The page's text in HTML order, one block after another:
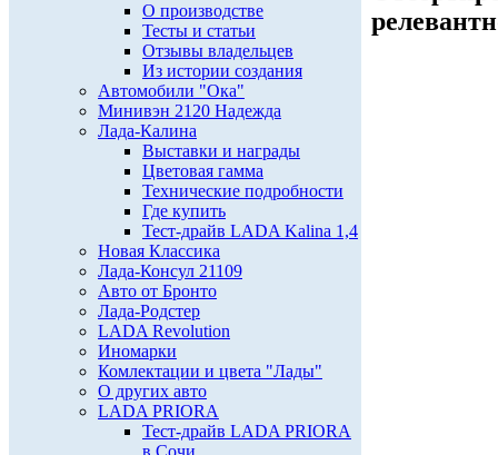
О производстве
Тесты и статьи
Отзывы владельцев
Из истории создания
Автомобили "Ока"
Минивэн 2120 Надежда
Лада-Калина
Выставки и награды
Цветовая гамма
Технические подробности
Где купить
Тест-драйв LADA Kalina 1,4
Новая Классика
Лада-Консул 21109
Авто от Бронто
Лада-Родстер
LADA Revolution
Иномарки
Комлектации и цвета "Лады"
О других авто
LADA PRIORA
Тест-драйв LADA PRIORA
в Сочи